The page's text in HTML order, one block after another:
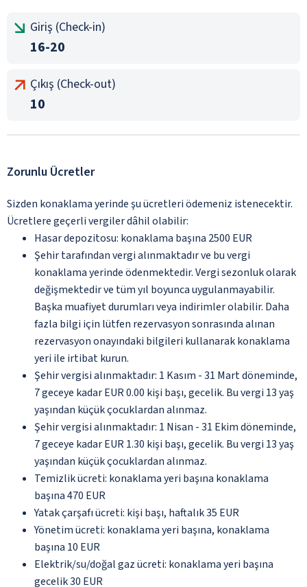
Giriş (Check-in)
16-20
Çıkış (Check-out)
10
Zorunlu Ücretler
Sizden konaklama yerinde şu ücretleri ödemeniz istenecektir.
Ücretlere geçerli vergiler dâhil olabilir:
Hasar depozitosu: konaklama başına 2500 EUR
Şehir tarafından vergi alınmaktadır ve bu vergi
konaklama yerinde ödenmektedir. Vergi sezonluk olarak
değişmektedir ve tüm yıl boyunca uygulanmayabilir.
Başka muafiyet durumları veya indirimler olabilir. Daha
fazla bilgi için lütfen rezervasyon sonrasında alınan
rezervasyon onayındaki bilgileri kullanarak konaklama
yeri ile irtibat kurun.
Şehir vergisi alınmaktadır: 1 Kasım - 31 Mart döneminde,
7 geceye kadar EUR 0.00 kişi başı, gecelik. Bu vergi 13 yaş
yaşından küçük çocuklardan alınmaz.
Şehir vergisi alınmaktadır: 1 Nisan - 31 Ekim döneminde,
7 geceye kadar EUR 1.30 kişi başı, gecelik. Bu vergi 13 yaş
yaşından küçük çocuklardan alınmaz.
Temizlik ücreti: konaklama yeri başına konaklama
başına 470 EUR
Yatak çarşafı ücreti: kişi başı, haftalık 35 EUR
Yönetim ücreti: konaklama yeri başına, konaklama
başına 10 EUR
Elektrik/su/doğal gaz ücreti: konaklama yeri başına
gecelik 30 EUR